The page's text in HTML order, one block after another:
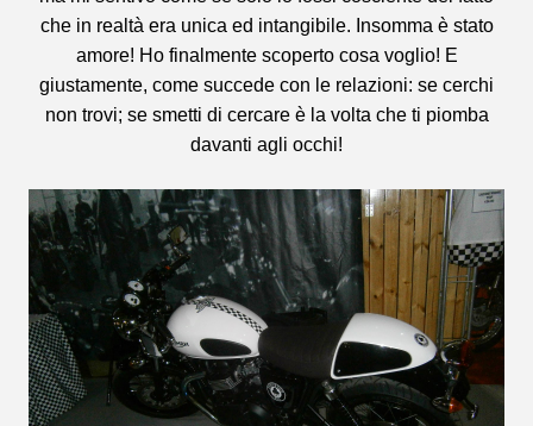
che in realtà era unica ed intangibile. Insomma è stato
amore! Ho finalmente scoperto cosa voglio! E
giustamente, come succede con le relazioni: se cerchi
non trovi; se smetti di cercare è la volta che ti piomba
davanti agli occhi!